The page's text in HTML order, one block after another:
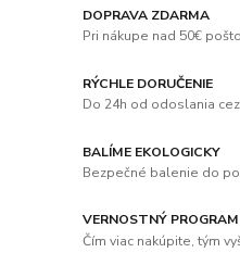
DOPRAVA ZDARMA
Pri nákupe nad 50€
RÝCHLE DORUČENIE
Do 24h od odoslania
BALÍME EKOLOGICKY
Bezpečné balenie do
VERNOSTNÝ PROGRAM
Čím viac nakúpite, tým